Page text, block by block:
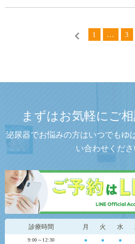
1 … 3
まずはお気軽にご
泌尿器でお悩みの方はいつでもゆ
い合わせくださ
診療時間 月 火 水
9:00～12:30 ● ● ●